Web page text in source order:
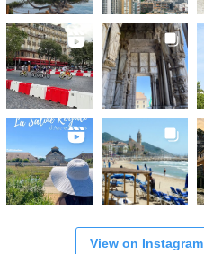
View on Instagram